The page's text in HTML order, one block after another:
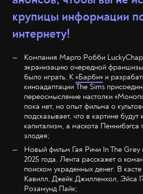
крупицы информации
интернету!
Компания Марго Робби LuckyChap
экранизацию очередной
было играть. К «Барби» и
киноадаптации The Sims
переосмысление настолки
пока нет, но опыт фильма о
подсказывает, что в картине будут
капитализм, а маскота Пеннибэгса
злодея;
Новый фильм Гая Ричи In The Grey
2025 года. Лента расскажет о
поиском украденных денег. В
Кавилл, Джейк Джилленхол, Эйса
Розамунд Пайк;